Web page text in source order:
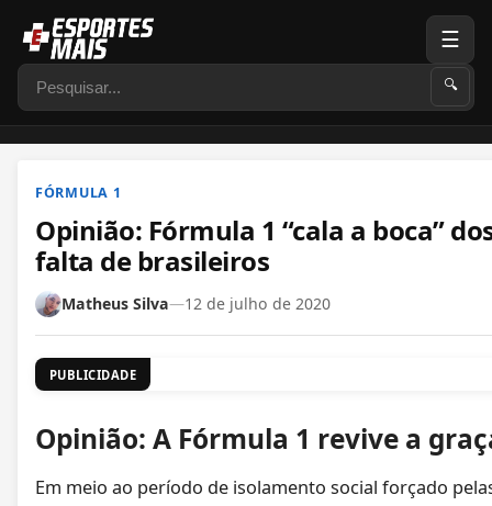
Pesquisar 🔍
☰
FÓRMULA 1
Opinião: Fórmula 1 “cala a boca”
falta de brasileiros
Matheus Silva—12 de julho de 2020
PUBLICIDADE
Opinião: A Fórmula 1 revive a
Em meio ao período de isolamento social forçado